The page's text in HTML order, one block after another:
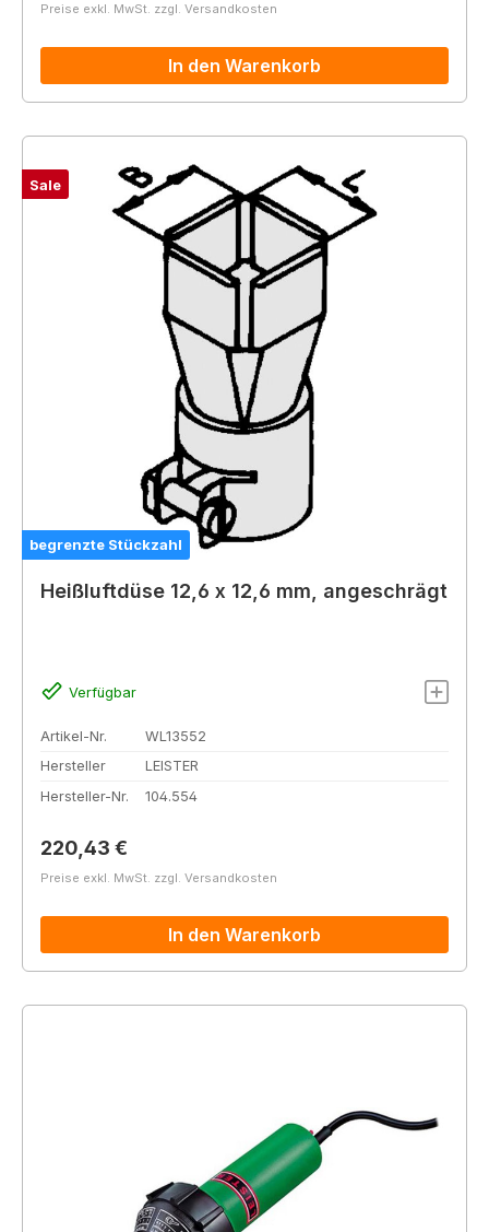
Preise exkl. MwSt. zzgl. Versandkosten
In den Warenkorb
Sale
begrenzte Stückzahl
Heißluftdüse 12,6 x 12,6 mm, angeschrägt
Verfügbar
Artikel-Nr.
WL13552
Hersteller
LEISTER
Hersteller-Nr.
104.554
Regulärer Preis:
220,43 €
Preise exkl. MwSt. zzgl. Versandkosten
In den Warenkorb